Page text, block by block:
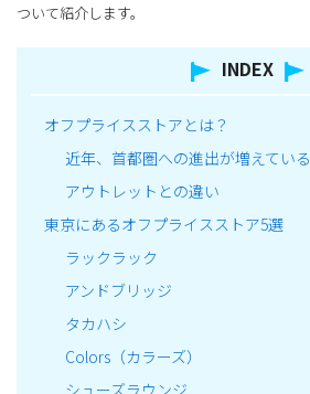
ついて紹介します。
INDEX
オフプライスストアとは？
近年、首都圏への進出が増えている
アウトレットとの違い
東京にあるオフプライスストア5選
ラックラック
アンドブリッジ
タカハシ
Colors（カラーズ）